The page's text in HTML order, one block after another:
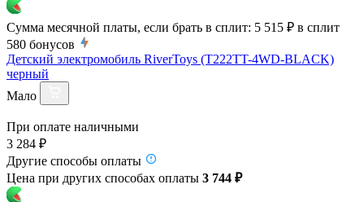
Сумма месячной платы, если брать в сплит: 5 515 ₽ в сплит
580 бонусов
Детский электромобиль RiverToys (T222TT-4WD-BLACK)
черный
Мало
При оплате наличными
3 284 ₽
Другие способы оплаты
Цена при других способах оплаты 3 744 ₽